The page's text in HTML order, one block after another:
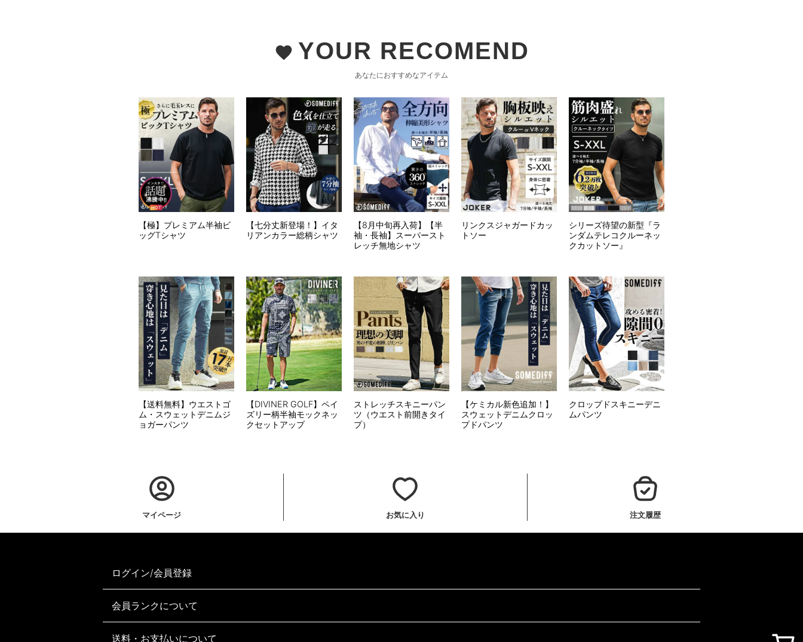
favorite YOUR RECOMEND
あなたにおすすめなアイテム
【極】プレミアム半袖ビ
ッグTシャツ
【七分丈新登場！】イタ
リアンカラー総柄シャツ
【8月中旬再入荷】【半
袖・長袖】スーパースト
レッチ無地シャツ
リンクスジャガードカッ
トソー
シリーズ待望の新型『ラ
ンダムテレコクルーネッ
クカットソー』
【送料無料】ウエストゴ
ム・スウェットデニムジ
ョガーパンツ
【DIVINER GOLF】ペイ
ズリー柄半袖モックネッ
クセットアップ
ストレッチスキニーパン
ツ（ウエスト前開きタイ
プ）
【ケミカル新色追加！】
スウェットデニムクロッ
プドパンツ
クロップドスキニーデニ
ムパンツ
マイページ お気に入り 注文履歴
ログイン/会員登録
会員ランクについて
送料・お支払いについて